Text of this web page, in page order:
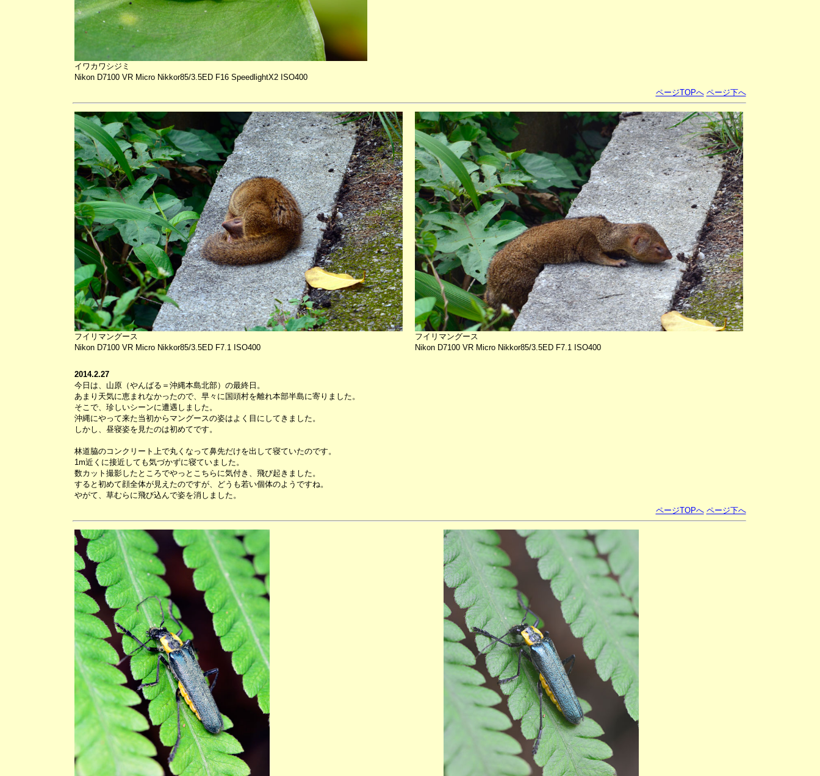
イワカワシジミ
Nikon D7100 VR Micro Nikkor85/3.5ED F16 SpeedlightX2 ISO400
ページTOPへ ページ下へ
フイリマングース
Nikon D7100 VR Micro Nikkor85/3.5ED F7.1 ISO400
フイリマングース
Nikon D7100 VR Micro Nikkor85/3.5ED F7.1 ISO400
2014.2.27
今日は、山原（やんばる＝沖縄本島北部）の最終日。
あまり天気に恵まれなかったので、早々に国頭村を離れ本部半島に寄りました。
そこで、珍しいシーンに遭遇しました。
沖縄にやって来た当初からマングースの姿はよく目にしてきました。
しかし、昼寝姿を見たのは初めてです。
林道脇のコンクリート上で丸くなって鼻先だけを出して寝ていたのです。
1m近くに接近しても気づかずに寝ていました。
数カット撮影したところでやっとこちらに気付き、飛び起きました。
すると初めて顔全体が見えたのですが、どうも若い個体のようですね。
やがて、草むらに飛び込んで姿を消しました。
ページTOPへ ページ下へ